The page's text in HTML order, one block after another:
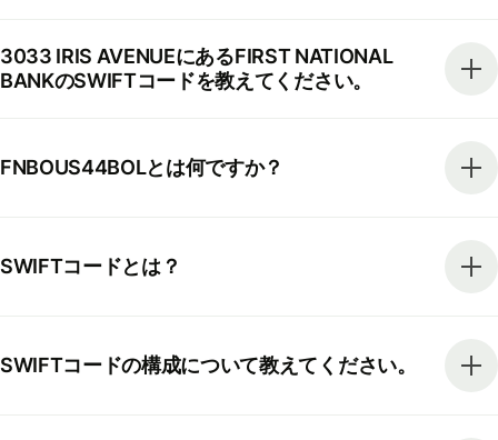
3033 IRIS AVENUEにあるFIRST NATIONAL
BANKのSWIFTコードを教えてください。
FNBOUS44BOLとは何ですか？
SWIFTコードとは？
SWIFTコードの構成について教えてください。